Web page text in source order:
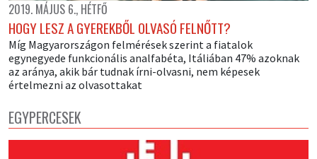
2019. MÁJUS 6., HÉTFŐ
HOGY LESZ A GYEREKBŐL OLVASÓ FELNŐTT?
Míg Magyarországon felmérések szerint a fiatalok
egynegyede funkcionális analfabéta, Itáliában 47% azoknak
az aránya, akik bár tudnak írni-olvasni, nem képesek
értelmezni az olvasottakat
EGYPERCESEK